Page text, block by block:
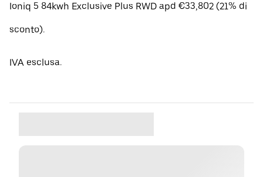
Ioniq 5 84kwh Exclusive Plus RWD apd €33,802 (21% di
sconto).
IVA esclusa.